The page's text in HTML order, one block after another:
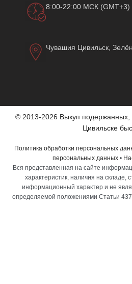
8:00-22:00 МСК (GMT+3)
Чувашия Цивильск,
© 2013-2026 Выкуп подержанных,
Цивильске
Политика обработки персональных
персональных данных •
Вся представленная на сайте
характеристик, наличия на складе,
информационный характер и не
определяемой положениями Статьи